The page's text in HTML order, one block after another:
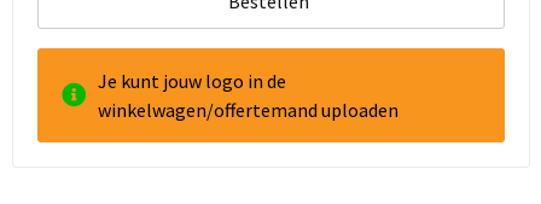
Je kunt jouw logo in de
winkelwagen/offertemand uploaden